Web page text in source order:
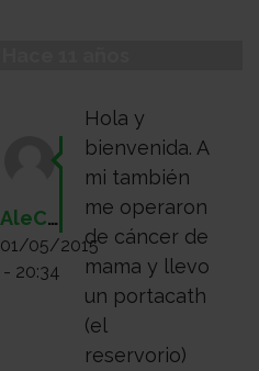
AleCoco
01/05/2015
- 20:34
Hola y
bienvenida. A
mi también
me operaron
de cáncer de
mama y llevo
un portacath
(el
reservorio)